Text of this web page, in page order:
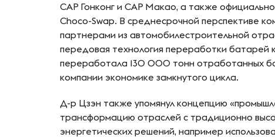
САР Гонконг и САР Макао, а также
Choco-Swap. В среднесрочной перспективе
партнерами из автомобилестроительной
передовая технология переработки батарей
переработала 130 000 тонн отработанных
компании экономике замкнутого цикла.
Д-р Цзэн также упомянул концепцию
трансформацию отраслей с традиционно
энергетических решений, например